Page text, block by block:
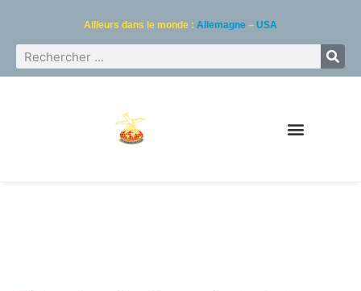
Ailleurs dans le monde : Allemagne – USA